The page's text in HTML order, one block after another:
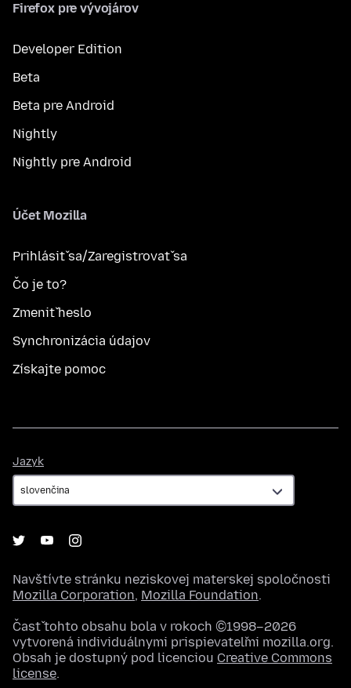
Firefox pre vývojárov
Developer Edition
Beta
Beta pre Android
Nightly
Nightly pre Android
Účet Mozilla
Prihlásiť sa/Zaregistrovať sa
Čo je to?
Zmeniť heslo
Synchronizácia údajov
Získajte pomoc
Jazyk
Navštívte stránku neziskovej materskej spoločnosti
Mozilla Corporation, Mozilla Foundation.
Časť tohto obsahu bola v rokoch ©1998–2026
vytvorená individuálnymi prispievateľmi mozilla.org.
Obsah je dostupný pod licenciou Creative Commons
license.